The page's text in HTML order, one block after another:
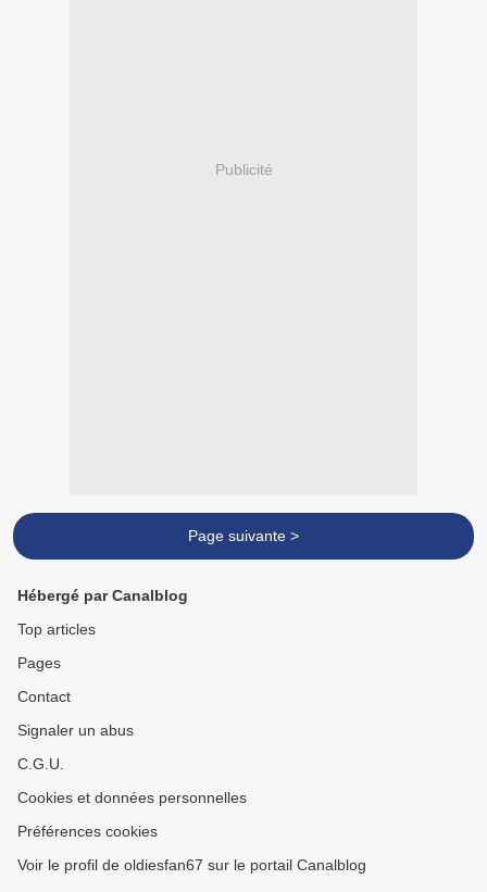
Publicité
Page suivante >
Hébergé par Canalblog
Top articles
Pages
Contact
Signaler un abus
C.G.U.
Cookies et données personnelles
Préférences cookies
Voir le profil de oldiesfan67 sur le portail Canalblog